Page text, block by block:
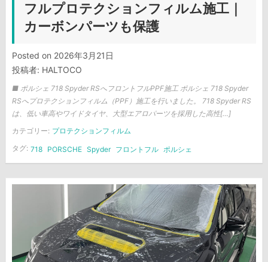
フルプロテクションフィルム施工｜
カーボンパーツも保護
Posted on 2026年3月21日
投稿者: HALTOCO
■ ポルシェ 718 Spyder RSへフロントフルPPF施工 ポルシェ 718 Spyder
RSへプロテクションフィルム（PPF）施工を行いました。 718 Spyder RS
は、低い車高やワイドタイヤ、大型エアロパーツを採用した高性[…]
カテゴリー: プロテクションフィルム
タグ: 718 PORSCHE Spyder フロントフル ポルシェ